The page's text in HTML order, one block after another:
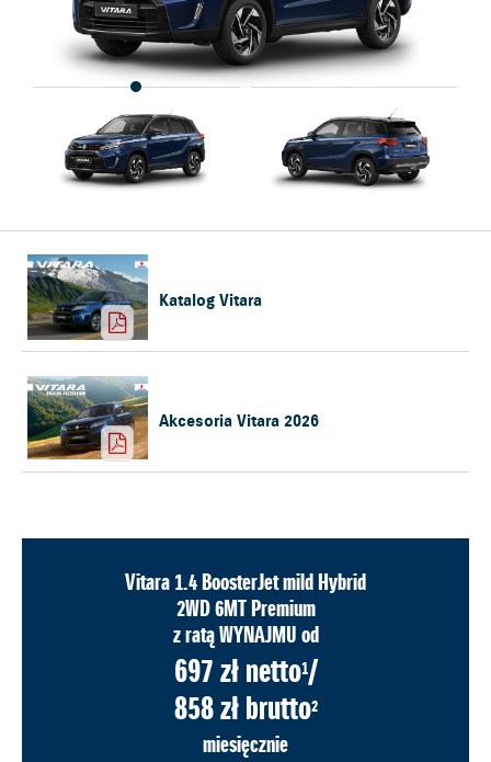
Katalog Vitara
Akcesoria Vitara 2026
Vitara 1.4 BoosterJet mild Hybrid
2WD 6MT Premium
z ratą WYNAJMU od
697 zł netto1/
858 zł brutto2
miesięcznie